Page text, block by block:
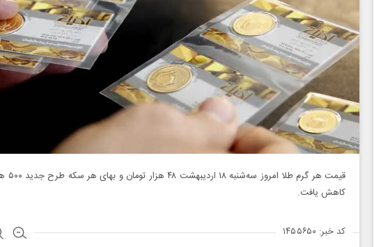
قیمت
کاهش یافت.
کد خبر: ۱۴۵۵۶۵۰